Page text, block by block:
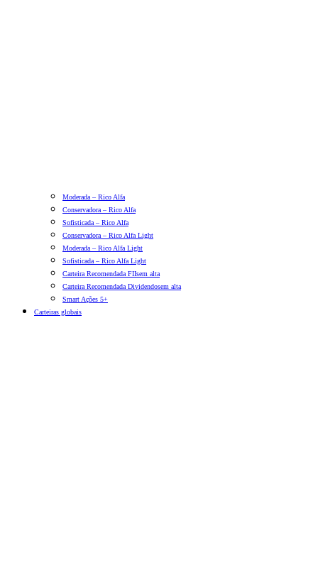
Moderada – Rico Alfa
Conservadora – Rico Alfa
Sofisticada – Rico Alfa
Conservadora – Rico Alfa Light
Moderada – Rico Alfa Light
Sofisticada – Rico Alfa Light
Carteira Recomendada FIIsem alta
Carteira Recomendada Dividendosem alta
Smart Ações 5+
Carteiras globais